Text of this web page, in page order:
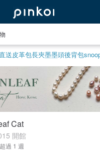
活
送皮革包長夾墨墨頭後背包
Cat
開館
超過 1 週